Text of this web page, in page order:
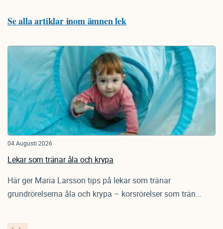
Se alla artiklar inom ämnen lek
04 Augusti 2026
Lekar som tränar åla och krypa
Här ger Maria Larsson tips på lekar som tränar
grundrörelserna åla och krypa – korsrörelser som trän...